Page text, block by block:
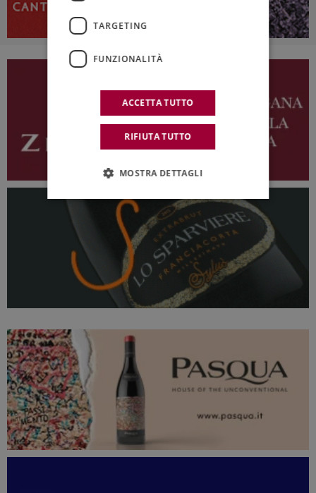
TARGETING
FUNZIONALITÀ
ACCETTA TUTTO
RIFIUTA TUTTO
MOSTRA DETTAGLI